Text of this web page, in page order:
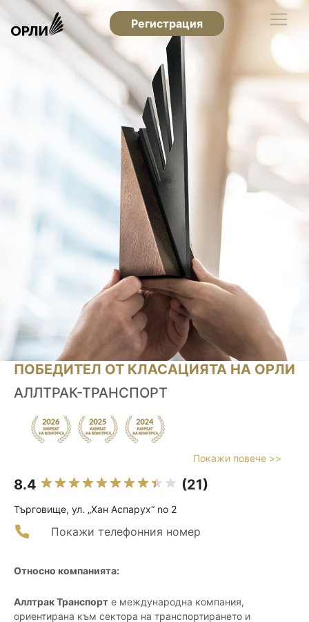
Регистрация
ПОБЕДИТЕЛ ОТ КЛАСАЦИЯТА НА ОРЛИ
АЛЛТРАК-ТРАНСПОРТ
Покажи повече >>
8.4 (21)
Търговище, ул. „Хан Аспарух“ no 2
Покажи телефонния номер
Относно компанията:
Аллтрак Транспорт е международна компания,
ориентирана към сектора на транспортирането и